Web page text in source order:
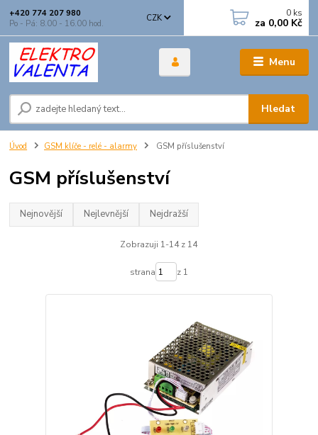
Menu
CZK
Hledat
+420 774 207 980
Po - Pá: 8.00 - 16.00 hod.
0 ks
za 0,00 Kč
Úvod GSM klíče - relé - alarmy GSM příslušenství
GSM příslušenství
Nejnovější Nejlevnější Nejdražší
Zobrazuji 1-14 z 14
strana z 1